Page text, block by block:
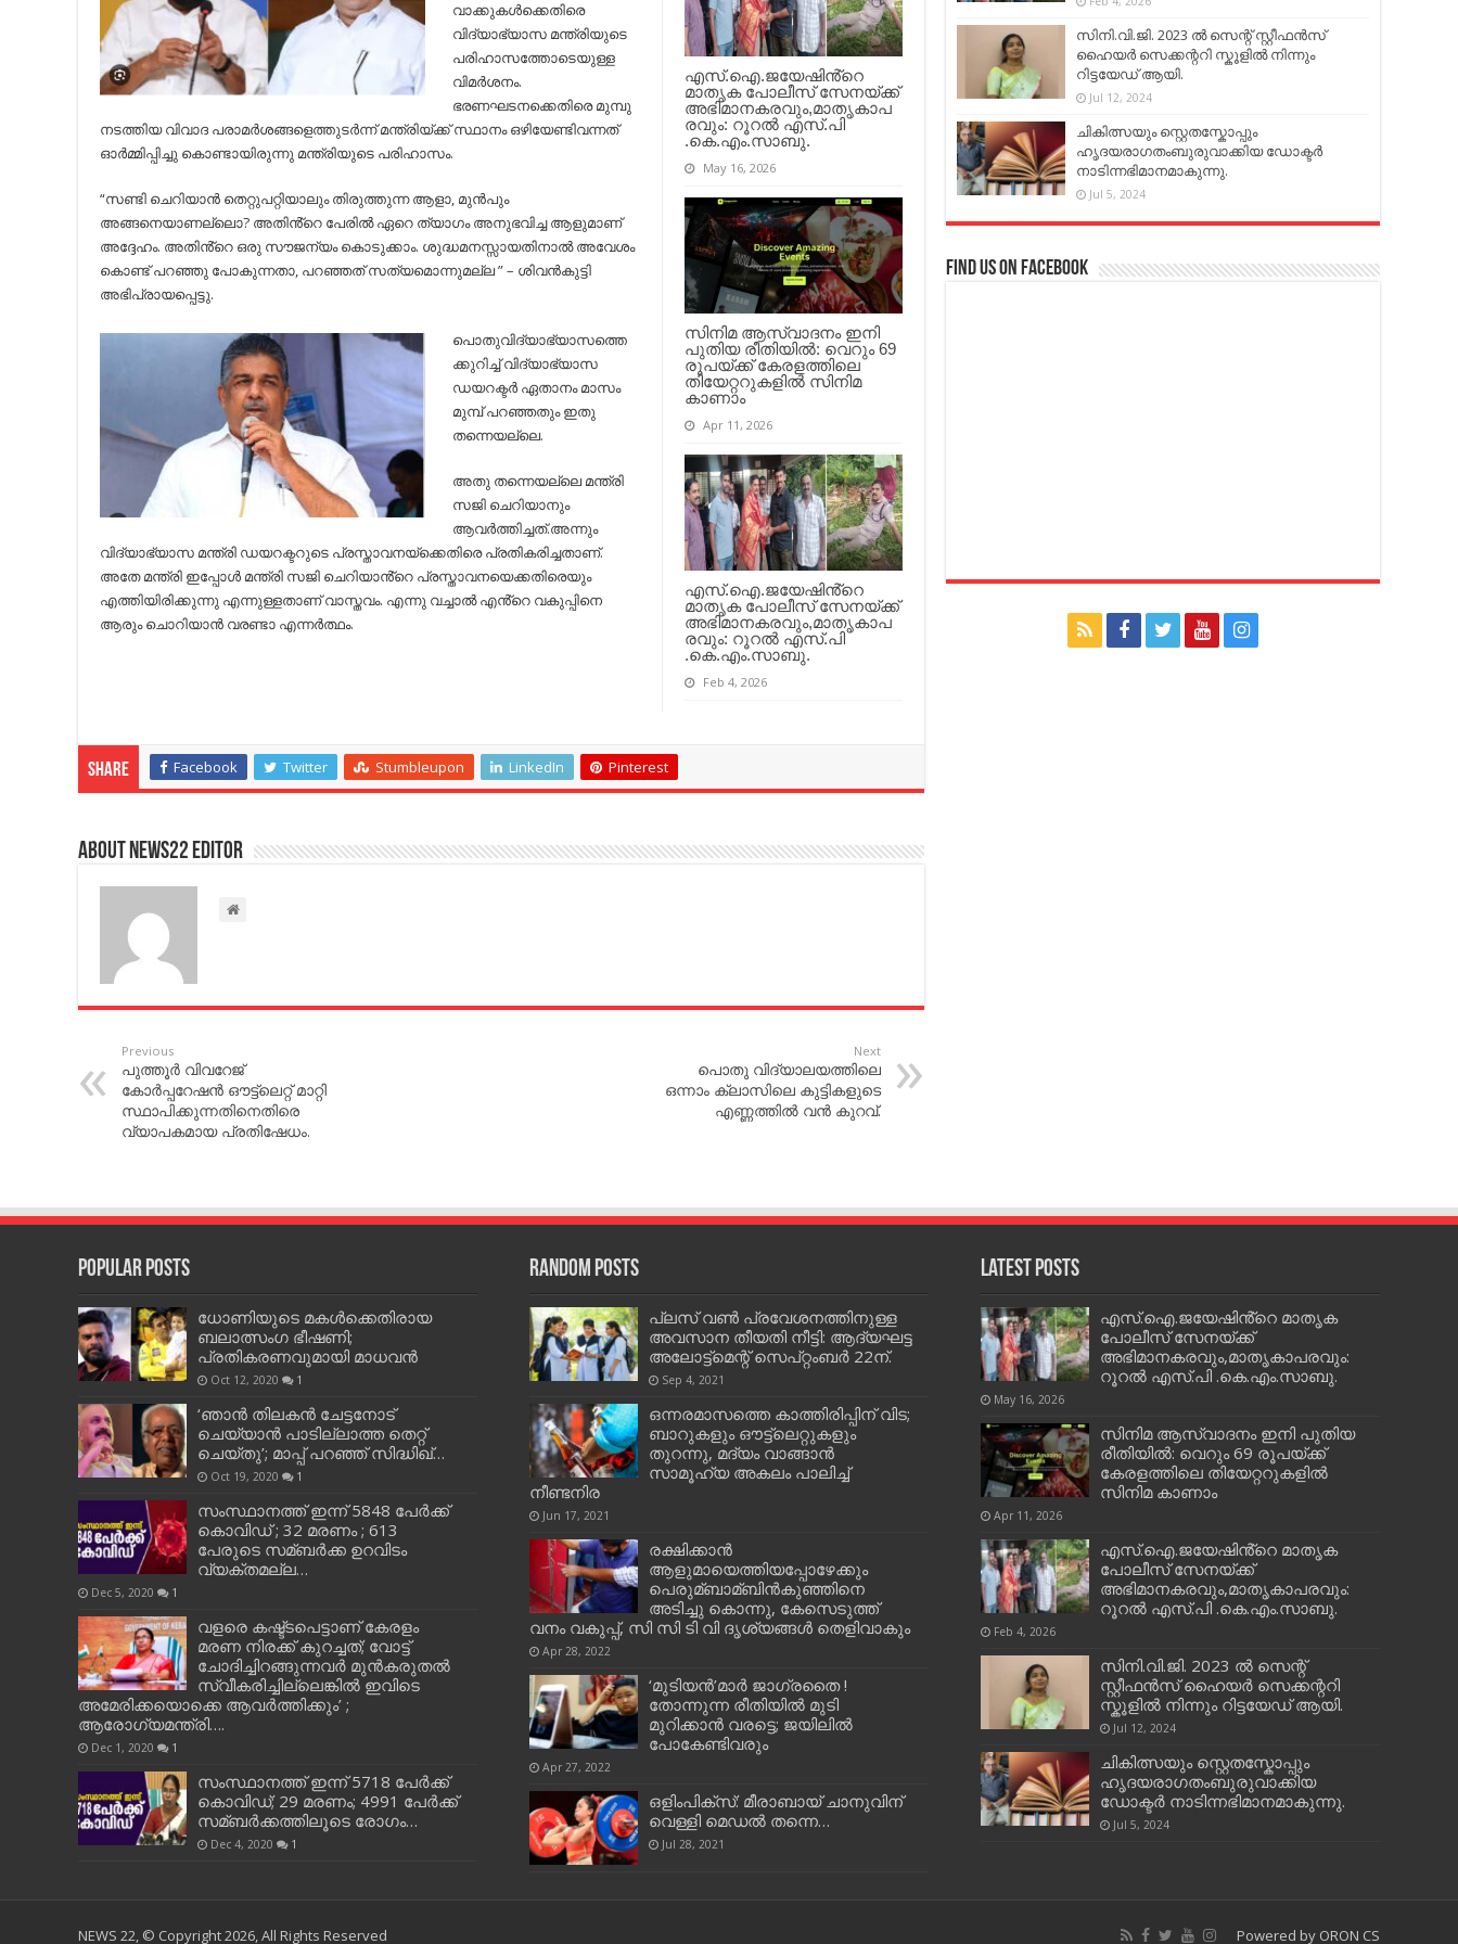
സജി
ചെറിയാൻ്റെ
പ്രസ്താവനക്കെതിരെ
വിദ്യാഭ്യാസ
മന്ത്രി.
എസ്.ഐ.ജയേഷിൻ്റെ
മാതൃക പോലീസ് സേനയ്ക്ക്
അഭിമാനകരവും,മാതൃകാപ
രവും: റൂറൽ എസ്.പി
.കെ.എം.സാബു.
May 16, 2026
സിനിമ ആസ്വാദനം ഇനി
പുതിയ രീതിയിൽ: വെറും 69
രൂപയ്ക്ക് കേരളത്തിലെ
തിയേറ്ററുകളിൽ സിനിമ
കാണാം
Apr 11, 2026
എസ്.ഐ.ജയേഷിൻ്റെ
മാതൃക പോലീസ് സേനയ്ക്ക്
അഭിമാനകരവും,മാതൃകാപ
രവും: റൂറൽ എസ്.പി
.കെ.എം.സാബു.
Feb 4, 2026
വാക്കുകൾക്കെതിരെ
വിദ്യാഭ്യാസ മന്ത്രിയുടെ
പരിഹാസത്തോടെയുള്ള
വിമർശനം.
ഭരണഘടനക്കെതിരെ മുമ്പു
നടത്തിയ വിവാദ പരാമർശങ്ങളെത്തുടർന്ന് മന്ത്രിയ്ക്ക് സ്ഥാനം ഒഴിയേണ്ടിവന്നത്
ഓർമ്മിപ്പിച്ചു കൊണ്ടായിരുന്നു മന്ത്രിയുടെ പരിഹാസം.
“സണ്ടി ചെറിയാൻ തെറ്റുപറ്റിയാലും തിരുത്തുന്ന ആളാ, മുൻപും
അങ്ങനെയാണല്ലൊ? അതിൻ്റെ പേരിൽ ഏറെ ത്യാഗം അനുഭവിച്ച ആളുമാണ്
അദ്ദേഹം. അതിൻ്റെ ഒരു സൗജന്യം കൊടുക്കാം. ശുദ്ധമനസ്സായതിനാൽ അവേശം
കൊണ്ട് പറഞ്ഞു പോകുന്നതാ, പറഞ്ഞത് സത്യമൊന്നുമല്ല ” – ശിവൻകുട്ടി
അഭിപ്രായപ്പെട്ടു.
പൊതുവിദ്യാഭ്യാസത്തെ
ക്കുറിച്ച്‌ വിദ്യാഭ്യാസ
ഡയറക്ടർ ഏതാനം മാസം
മുമ്പ് പറഞ്ഞതും ഇതു
തന്നെയല്ലെ.
അതു തന്നെയല്ലെ മന്ത്രി
സജി ചെറിയാനും
ആവർത്തിച്ചത്.അന്നും
വിദ്യാഭ്യാസ മന്ത്രി ഡയറക്ടറുടെ പ്രസ്താവനയ്ക്കെതിരെ പ്രതികരിച്ചതാണ്.
അതേ മന്ത്രി ഇപ്പോൾ മന്ത്രി സജി ചെറിയാൻ്റെ പ്രസ്താവനയെക്കതിരെയും
എത്തിയിരിക്കുന്നു എന്നുള്ളതാണ് വാസ്തവം. എന്നു വച്ചാൽ എൻ്റെ വകുപ്പിനെ
ആരും ചൊറിയാൻ വരണ്ടാ എന്നർത്ഥം.
Share Facebook Twitter Stumbleupon LinkedIn Pinterest
About NEWS22 EDITOR
Previous
പുത്തൂർ വിവറേജ്
കോർപ്പറേഷൻ ഔട്ട്ലെറ്റ് മാറ്റി
സ്ഥാപിക്കുന്നതിനെതിരെ
വ്യാപകമായ പ്രതിഷേധം.
Next
പൊതു വിദ്യാലയത്തിലെ
ഒന്നാം ക്ലാസിലെ കുട്ടികളുടെ
എണ്ണത്തിൽ വൻ കുറവ്.
സിനി.വി.ജി. 2023 ൽ സെന്റ് സ്റ്റീഫൻസ്
ഹൈയർ സെക്കന്ററി സ്കൂളിൽ നിന്നും
റിട്ടയേഡ് ആയി.
Jul 12, 2024
ചികിത്സയും സ്റ്റെതസ്കോപ്പും
ഹൃദയരാഗതംബുരുവാക്കിയ ഡോക്ടർ
നാടിന്നഭിമാനമാകുന്നു.
Jul 5, 2024
Find us on Facebook
Popular Posts
ധോണിയുടെ മകള്‍ക്കെതിരായ
ബലാത്സംഗ ഭീഷണി;
പ്രതികരണവുമായി മാധവന്‍
Oct 12, 2020 1
‘ഞാന്‍ തിലകന്‍ ചേട്ടനോട്
ചെയ്യാന്‍ പാടില്ലാത്ത തെറ്റ്
ചെയ്തു’; മാപ്പ് പറഞ്ഞ് സിദ്ധിഖ്…
Oct 19, 2020 1
സംസ്ഥാനത്ത് ഇന്ന് 5848 പേര്‍ക്ക്
കൊവി‌ഡ് ; 32 മരണം ; 613
പേരുടെ സമ്ബര്‍ക്ക ഉറവിടം
വ്യക്തമല്ല…
Dec 5, 2020 1
വളരെ കഷ്ട്ടപെട്ടാണ് കേരളം
മരണ നിരക്ക് കുറച്ചത്; വോട്ട്
ചോദിച്ചിറങ്ങുന്നവർ മുൻകരുതൽ
സ്വീകരിച്ചില്ലെങ്കിൽ ഇവിടെ
അമേരിക്കയൊക്കെ ആവർത്തിക്കും’ ;
ആരോഗ്യമന്ത്രി….
Dec 1, 2020 1
സംസ്ഥാനത്ത് ഇന്ന് 5718 പേര്‍ക്ക്
കൊവിഡ്; 29 മരണം; 4991 പേര്‍ക്ക്
സമ്ബര്‍ക്കത്തിലൂടെ രോഗം…
Dec 4, 2020 1
Random Posts
പ്ലസ് വണ്‍ പ്രവേശനത്തിനുള്ള
അവസാന തീയതി നീട്ടി: ആദ്യഘട്ട
അലോട്ട്മെന്റ് സെപ്റ്റംബര്‍ 22ന്.
Sep 4, 2021
ഒന്നരമാസത്തെ കാത്തിരിപ്പിന് വിട;
ബാറുകളും ഔട്ട്‌ലെ‌റ്റുകളും
തുറന്നു, മദ്യം വാങ്ങാന്‍
സാമൂഹ്യ അകലം പാലിച്ച്‌
നീണ്ടനിര
Jun 17, 2021
രക്ഷിക്കാന്‍
ആളുമായെത്തിയപ്പോഴേക്കും
പെരുമ്ബാമ്ബിന്‍കുഞ്ഞിനെ
അടിച്ചു കൊന്നു, കേസെടുത്ത്
വനം വകുപ്പ്, സി സി ടി വി ദൃശ്യങ്ങള്‍ തെളിവാകും
Apr 28, 2022
‘മുടിയന്‍’മാര്‍ ജാഗ്രതൈ !
തോന്നുന്ന രീതിയില്‍ മുടി
മുറിക്കാന്‍ വരട്ടെ; ജയിലില്‍
പോകേണ്ടിവരും
Apr 27, 2022
ഒളിംപിക്സ്: മീരാബായ് ചാനുവിന്
വെള്ളി മെഡല്‍ തന്നെ…
Jul 28, 2021
Latest Posts
എസ്.ഐ.ജയേഷിൻ്റെ മാതൃക
പോലീസ് സേനയ്ക്ക്
അഭിമാനകരവും,മാതൃകാപരവും:
റൂറൽ എസ്.പി .കെ.എം.സാബു.
May 16, 2026
സിനിമ ആസ്വാദനം ഇനി പുതിയ
രീതിയിൽ: വെറും 69 രൂപയ്ക്ക്
കേരളത്തിലെ തിയേറ്ററുകളിൽ
സിനിമ കാണാം
Apr 11, 2026
എസ്.ഐ.ജയേഷിൻ്റെ മാതൃക
പോലീസ് സേനയ്ക്ക്
അഭിമാനകരവും,മാതൃകാപരവും:
റൂറൽ എസ്.പി .കെ.എം.സാബു.
Feb 4, 2026
സിനി.വി.ജി. 2023 ൽ സെന്റ്
സ്റ്റീഫൻസ് ഹൈയർ സെക്കന്ററി
സ്കൂളിൽ നിന്നും റിട്ടയേഡ് ആയി.
Jul 12, 2024
ചികിത്സയും സ്റ്റെതസ്കോപ്പും
ഹൃദയരാഗതംബുരുവാക്കിയ
ഡോക്ടർ നാടിന്നഭിമാനമാകുന്നു.
Jul 5, 2024
Powered by ORON CS
NEWS 22, © Copyright 2026, All Rights Reserved